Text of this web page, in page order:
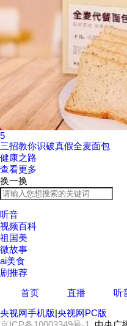
5
三招教你识破真假全麦面包
健康之路
查看更多
换一换
听音
视频百科
祖国美
微故事
ai美食
剧推荐
首页
直播 听
央视网手机版|央视网PC版